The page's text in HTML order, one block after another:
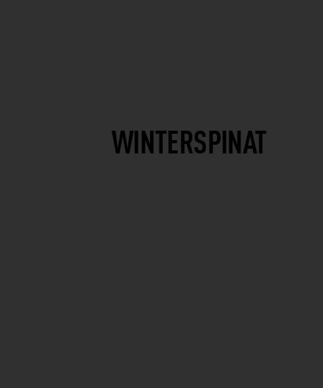
WINTERSPINAT